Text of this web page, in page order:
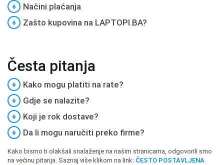
+
Načini plaćanja
+
Zašto kupovina na LAPTOPI.BA?
Česta pitanja
+
Kako mogu platiti na rate?
+
Gdje se nalazite?
+
Koji je rok dostave?
+
Da li mogu naručiti preko firme?
Kako bismo ti olakšali snalaženje na našim stranicama, odgovorili smo
na većinu pitanja. Saznaj više klikom na link: ČESTO POSTAVLJENA